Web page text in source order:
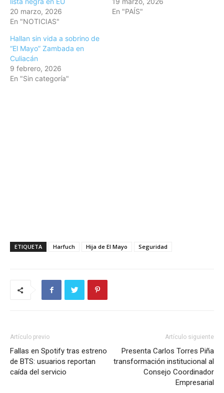
20 marzo, 2026
En "NOTICIAS"
En "PAÍS"
Hallan sin vida a sobrino de
“El Mayo” Zambada en
Culiacán
9 febrero, 2026
En "Sin categoría"
ETIQUETA Harfuch Hija de El Mayo Seguridad
Artículo previo
Fallas en Spotify tras estreno
de BTS: usuarios reportan
caída del servicio
Artículo siguiente
Presenta Carlos Torres Piña
transformación institucional al
Consejo Coordinador
Empresarial